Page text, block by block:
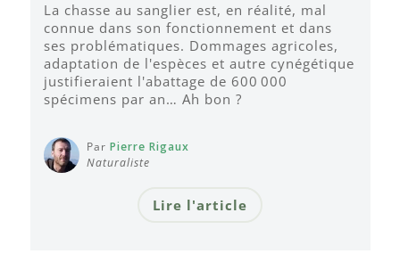
La chasse au sanglier est, en réalité, mal
connue dans son fonctionnement et dans
ses problématiques. Dommages agricoles,
adaptation de l'espèces et autre cynégétique
justifieraient l'abattage de 600 000
spécimens par an… Ah bon ?
Par Pierre Rigaux
Naturaliste
Lire l'article